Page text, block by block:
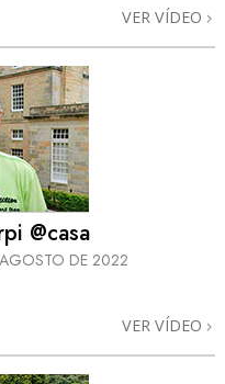
VER VÍDEO
@casa
DE 2022
VER VÍDEO